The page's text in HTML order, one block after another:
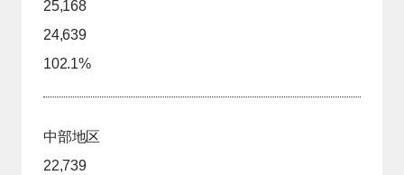
25,168
24,639
102.1%
中部地区
22,739